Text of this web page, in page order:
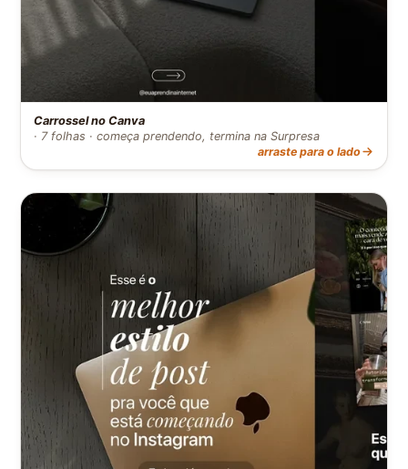
Carrossel no Canva
· 7 folhas · começa prendendo, termina na Surpresa
arraste para o lado